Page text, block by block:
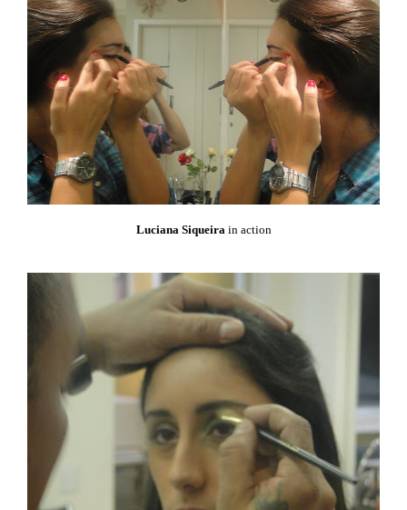
Luciana Siqueira in action